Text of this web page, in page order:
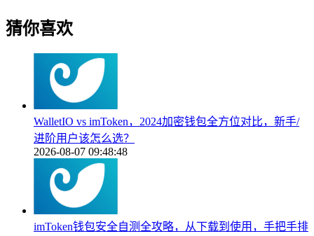
猜你喜欢
WalletIO vs imToken，2024加密钱包全方位对比，新手/
进阶用户该怎么选？
2026-08-07 09:48:48
imToken钱包安全自测全攻略，从下载到使用，手把手排